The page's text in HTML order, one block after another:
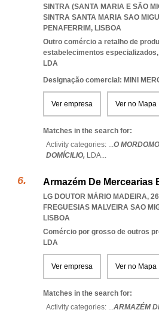
SINTRA (SANTA MARIA E SÃO
SINTRA SANTA MARIA SAO
PENAFERRIM, LISBOA
Outro comércio a retalho de
estabelecimentos especializados,
LDA
Designação comercial: MINI
Ver empresa Ver no Mapa
Matches in the search for:
Activity categories: ...O
DOMÍCILIO, LDA...
Armazém De Mercearias
LG DOUTOR MÁRIO MADEIRA,
FREGUESIAS MALVEIRA SAO
LISBOA
Comércio por grosso de outros
LDA
Ver empresa Ver no Mapa
Matches in the search for:
Activity categories: ...ARMAZÉM